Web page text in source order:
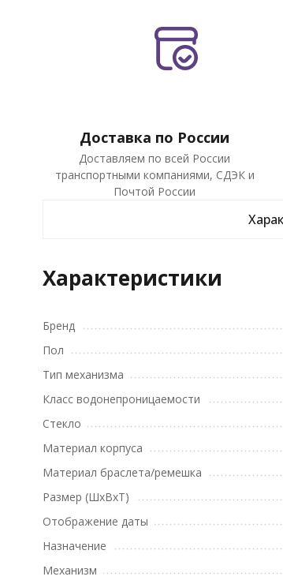
Доставка по России
Доставляем по всей России
транспортными компаниями, СДЭК и
Почтой России
Характеристики
Бренд
Пол
Тип механизма
Класс водонепроницаемости
Стекло
Материал корпуса
Материал браслета/ремешка
Размер (ШхВхТ)
Отображение даты
Назначение
Механизм